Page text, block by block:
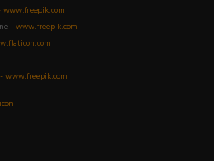
www.freepik.com
-www.freepik.com
www.freepik.com